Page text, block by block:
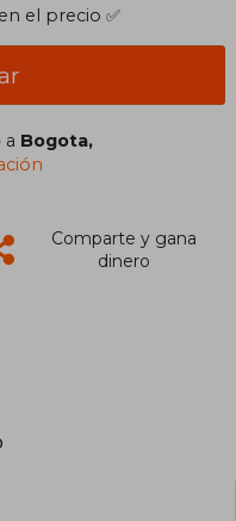
el precio ✅
a Bogota,
Comparte y gana
dinero